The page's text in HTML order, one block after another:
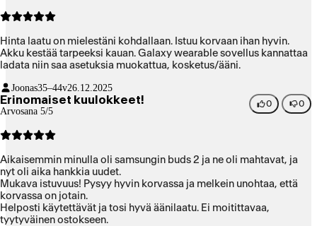
Hinta laatu on mielestäni kohdallaan. Istuu korvaan ihan hyvin.
Akku kestää tarpeeksi kauan. Galaxy wearable sovellus kannattaa
ladata niin saa asetuksia muokattua, kosketus/ääni.
Joonas35–44v26.12.2025
Erinomaiset kuulokkeet!
Arvosana 5/5
0 0
Aikaisemmin minulla oli samsungin buds 2 ja ne oli mahtavat, ja
nyt oli aika hankkia uudet.
Mukava istuvuus! Pysyy hyvin korvassa ja melkein unohtaa, että
korvassa on jotain.
Helposti käytettävät ja tosi hyvä äänilaatu. Ei moitittavaa,
tyytyväinen ostokseen.